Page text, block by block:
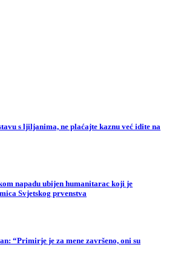
s ljiljanima, ne plaćajte kaznu već idite na
napadu ubijen humanitarac koji je
Svjetskog prvenstva
“Primirje je za mene završeno, oni su